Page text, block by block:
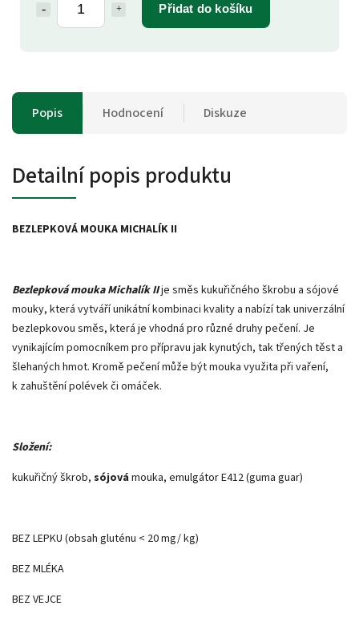
Přidat do košíku
Popis Hodnocení Diskuze
Detailní popis produktu
BEZLEPKOVÁ MOUKA MICHALÍK II
Bezlepková mouka Michalík IIje směs kukuřičného škrobu a sójové
mouky, která vytváří unikátní kombinaci kvality a nabízí tak univerzální
bezlepkovou směs, která je vhodná pro různé druhy pečení. Je
vynikajícím pomocníkem pro přípravu jak kynutých, tak třených těst a
šlehaných hmot. Kromě pečení může být mouka využita při vaření,
k zahuštění polévek či omáček.
Složení:
kukuřičný škrob, sójová mouka, emulgátor E412 (guma guar)
BEZ LEPKU (obsah gluténu < 20 mg/ kg)
BEZ MLÉKA
BEZ VEJCE